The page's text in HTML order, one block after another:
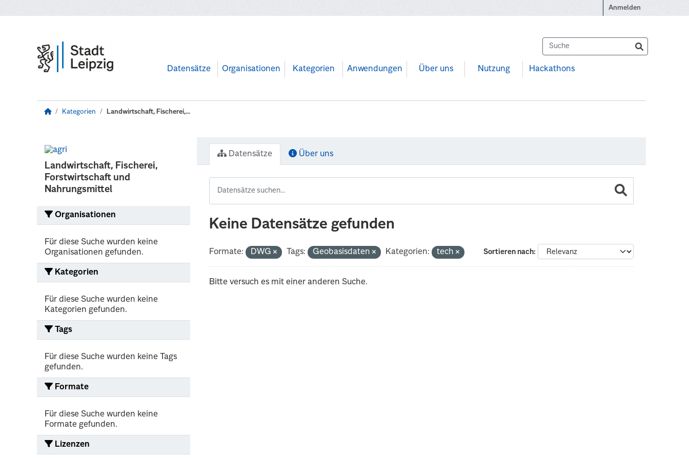
Anmelden
Datensätze Organisationen Kategorien Anwendungen Über uns Nutzung Hackathons
Kategorien Landwirtschaft, Fischerei,...
Landwirtschaft, Fischerei,
Forstwirtschaft und
Nahrungsmittel
Organisationen
Für diese Suche wurden keine
Organisationen gefunden.
Kategorien
Für diese Suche wurden keine
Kategorien gefunden.
Tags
Für diese Suche wurden keine Tags
gefunden.
Formate
Für diese Suche wurden keine
Formate gefunden.
Lizenzen
Datensätze Über uns
Keine Datensätze gefunden
Sortieren nach
Formate: DWG Tags: Geobasisdaten Kategorien: tech
Bitte versuch es mit einer anderen Suche.